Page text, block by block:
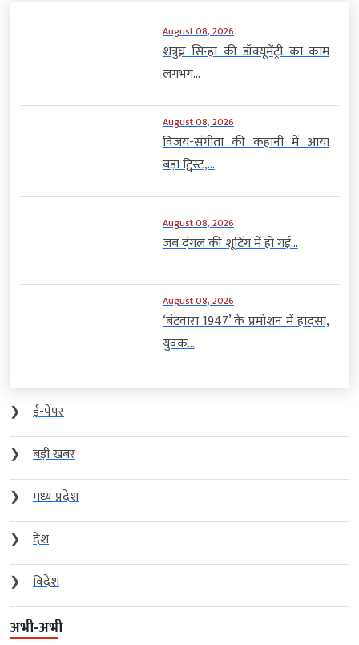
August 08, 2026
शत्रुघ्न सिन्हा की डॉक्यूमेंट्री का काम
लगभग...
August 08, 2026
विजय-संगीता की कहानी में आया
बड़ा ट्विस्ट,...
August 08, 2026
जब दंगल की शूटिंग में हो गई...
August 08, 2026
‘बंटवारा 1947’ के प्रमोशन में हादसा,
युवक...
❯
ई-पेपर
❯
बड़ी खबर
❯
मध्य प्रदेश
❯
देश
❯
विदेश
अभी-अभी